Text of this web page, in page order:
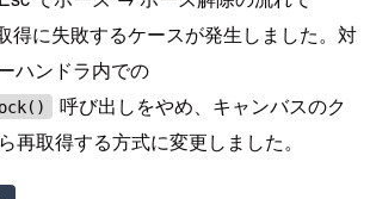
得に失敗するケースが発生しました。対
ハンドラ内での
呼び出しをやめ、キャンバスのク
再取得する方式に変更しました。